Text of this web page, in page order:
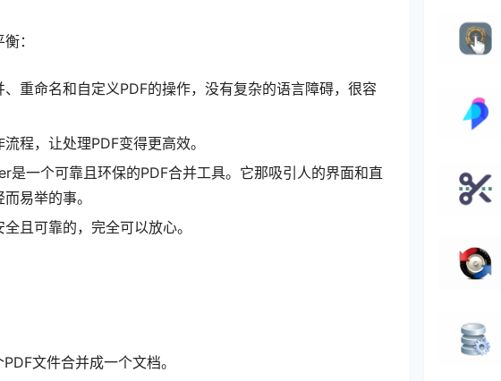
：
重命名和自定义PDF的操作，没有复杂的语言障碍，很容
程，让处理PDF变得更高效。
一个可靠且环保的PDF合并工具。它那吸引人的界面和直
易举的事。
且可靠的，完全可以放心。
文件合并成一个文档。